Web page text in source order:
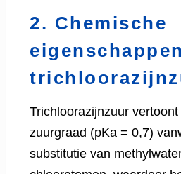
2. Chemische
Trichloorazijnzuur
zuurgraad (pKa = 0,7)
substitutie van